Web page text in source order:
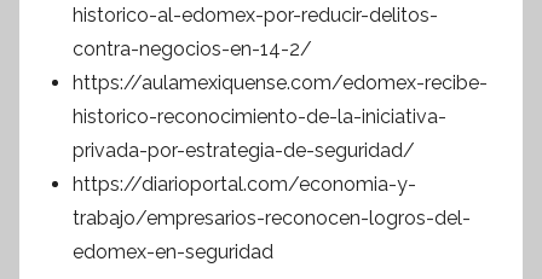
historico-al-edomex-por-reducir-delitos-
contra-negocios-en-14-2/
https://aulamexiquense.com/edomex-recibe-
historico-reconocimiento-de-la-iniciativa-
privada-por-estrategia-de-seguridad/
https://diarioportal.com/economia-y-
trabajo/empresarios-reconocen-logros-del-
edomex-en-seguridad